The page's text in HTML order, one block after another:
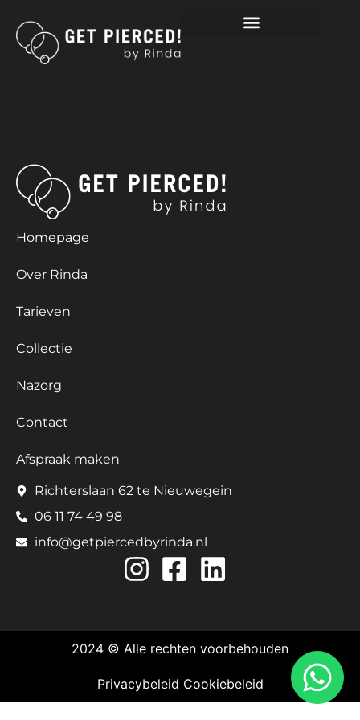
INDUSTRIAL, CHIRURGISCH
STAAL
Homepage
Over Rinda
Tarieven
Collectie
Nazorg
Contact
Afspraak maken
Richterslaan 62 te Nieuwegein
06 11 74 49 98
info@getpiercedbyrinda.nl
2024 © Alle rechten voorbehouden
Privacybeleid Cookiebeleid